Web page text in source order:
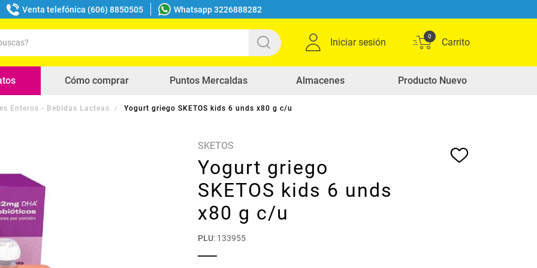
Venta telefónica (606) 8850505 Whatsapp 3226888282
Iniciar sesión
0
Cómo comprar Puntos Mercaldas Almacenes Producto Nuevo
Enteros - Bebidas Lacteas Yogurt griego SKETOS kids 6 unds x80 g c/u
SKETOS
Yogurt griego
SKETOS kids 6 unds
x80 g c/u
PLU: 133955
buscados